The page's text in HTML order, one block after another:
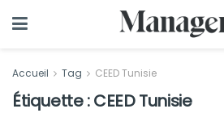
Accueil Tag CEED Tunisie
Étiquette :CEED Tunisie